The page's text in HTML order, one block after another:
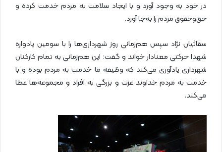
در خود به وجود آورد و با ایجاد سلامت به مردم خدمت کرده و
حق‌وحقوق مردم را به‌جا آورد.
سقائیان نژاد سپس هم‌زمانی روز شهرداری‌ها را با سومین یادواره
شهدا حرکتی معنادار خواند و گفت: این هم‌زمانی به تمام کارکنان
شهرداری یادآوری می‌کند که وظیفه ما خدمت به مردم بوده و با
خدمت به مردم خداوند عزت و بزرگی به افراد و مجموعه‌ها عطا
می‌کند.